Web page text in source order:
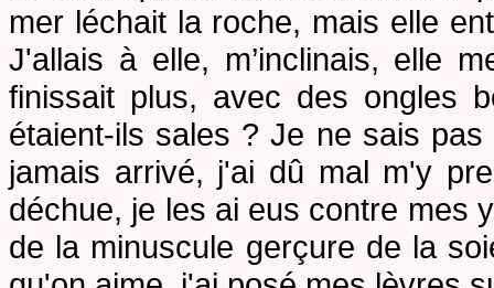
mer léchait la roche, mais elle
J'allais à elle, m’inclinais, elle
finissait plus, avec des ongles
étaient-ils sales ? Je ne sais
jamais arrivé, j'ai dû mal m'y
déchue, je les ai eus contre mes
de la minuscule gerçure de la